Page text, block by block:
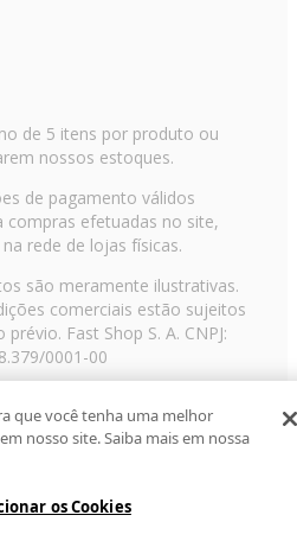
de 5 itens por produto ou
nossos estoques.
de pagamento válidos
compras efetuadas no site,
rede de lojas físicas.
são meramente ilustrativas.
comerciais estão sujeitos
Fast Shop S. A. CNPJ:
0001-00
Telefone: 11 3003-3728 ©
os direitos reservadosRF
que você tenha uma melhor
nosso site. Saiba mais em nossa
os Cookies